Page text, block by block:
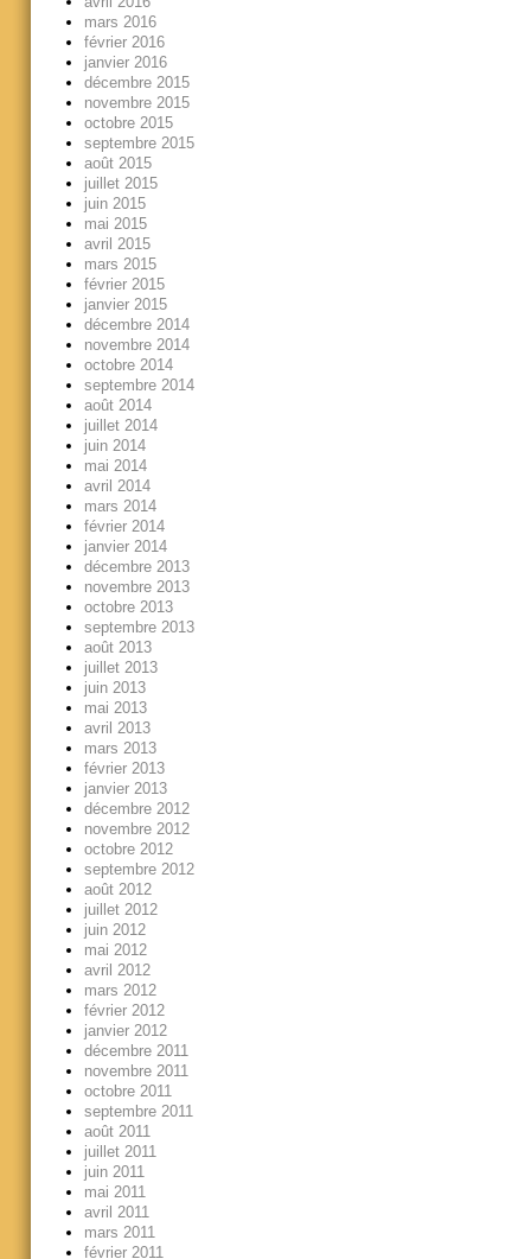
mars 2016
février 2016
janvier 2016
décembre 2015
novembre 2015
octobre 2015
septembre 2015
août 2015
juillet 2015
juin 2015
mai 2015
avril 2015
mars 2015
février 2015
janvier 2015
décembre 2014
novembre 2014
octobre 2014
septembre 2014
août 2014
juillet 2014
juin 2014
mai 2014
avril 2014
mars 2014
février 2014
janvier 2014
décembre 2013
novembre 2013
octobre 2013
septembre 2013
août 2013
juillet 2013
juin 2013
mai 2013
avril 2013
mars 2013
février 2013
janvier 2013
décembre 2012
novembre 2012
octobre 2012
septembre 2012
août 2012
juillet 2012
juin 2012
mai 2012
avril 2012
mars 2012
février 2012
janvier 2012
décembre 2011
novembre 2011
octobre 2011
septembre 2011
août 2011
juillet 2011
juin 2011
mai 2011
avril 2011
mars 2011
février 2011